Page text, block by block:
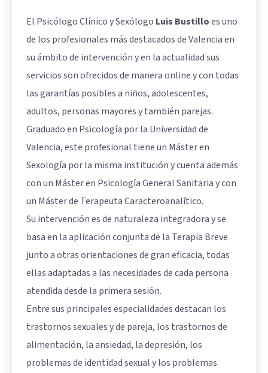
El Psicólogo Clínico y Sexólogo Luis Bustilloes uno
de los profesionales más destacados de Valencia en
su ámbito de intervención y en la actualidad sus
servicios son ofrecidos de manera online y con todas
las garantías posibles a niños, adolescentes,
adultos, personas mayores y también parejas.
Graduado en Psicología por la Universidad de
Valencia, este profesional tiene un Máster en
Sexología por la misma institución y cuenta además
con un Máster en Psicología General Sanitaria y con
un Máster de Terapeuta Caracteroanalítico.
Su intervención es de naturaleza integradora y se
basa en la aplicación conjunta de la Terapia Breve
junto a otras orientaciones de gran eficacia, todas
ellas adaptadas a las necesidades de cada persona
atendida desde la primera sesión.
Entre sus principales especialidades destacan los
trastornos sexuales y de pareja, los trastornos de
alimentación, la ansiedad, la depresión, los
problemas de identidad sexual y los problemas